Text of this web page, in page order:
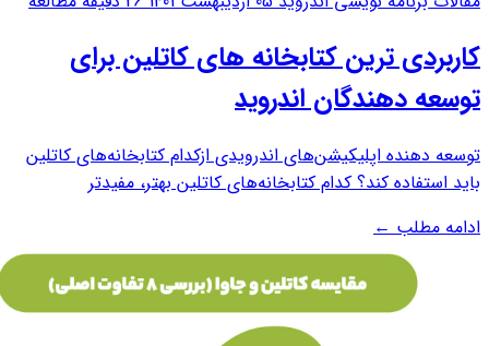
کاربردی ترین کتابخانه های کاتلین برای
توسعه دهندگان اندروید
توسعه دهنده اپلیکیشن‌های اندرویدی ازکدام کتابخانه‌های کاتلین
باید استفاده کند؟ کدام کتابخانه‌های کاتلین بهتر، مفیدتر
توسعه‌دهنده‌ی اپ‌های اندرویدی باشد. توسعه‌دهنده ممکن نیست
که بتواند از همه‌ی...
ادامه مطلب←